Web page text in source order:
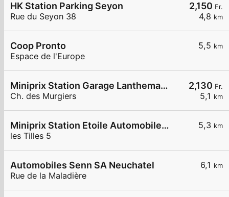
2,150 Fr.
4,8 km
HK Station Parking Seyon
Rue du Seyon 38
5,5 km
Coop Pronto
Espace de l'Europe
2,130 Fr.
5,1 km
Miniprix Station Garage Lanthemann
Ch. des Murgiers
5,3 km
Miniprix Station Etoile Automobile SA
les Tilles 5
6,1 km
Automobiles Senn SA Neuchatel
Rue de la Maladière